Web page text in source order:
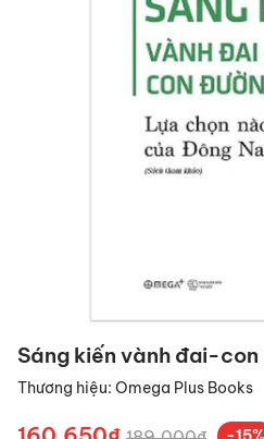
Sáng kiến vành đai-con
Thương hiệu: Omega Plus Books